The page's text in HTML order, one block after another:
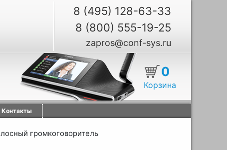
8 (495) 128-63-33
8 (800) 555-19-25
zapros@conf-sys.ru
0
Корзина
Контакты
громкоговоритель